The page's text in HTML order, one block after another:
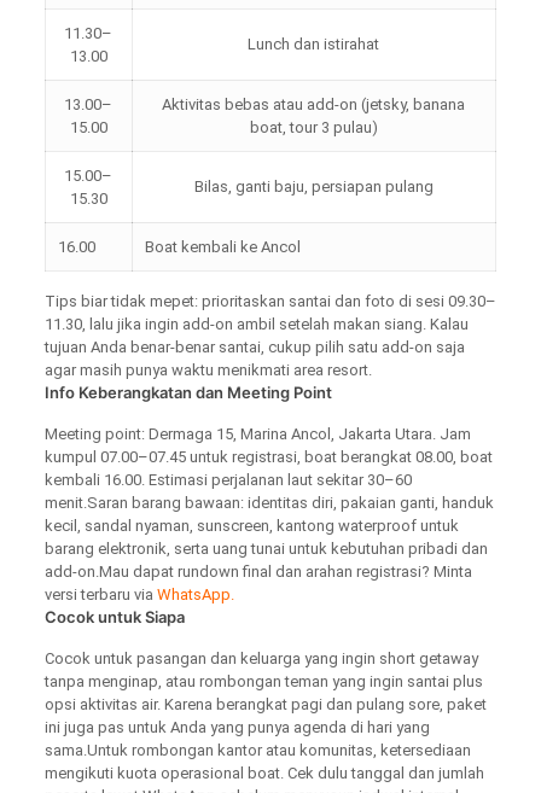
11.30–
13.00
Lunch dan istirahat
13.00–
15.00
Aktivitas bebas atau add-on (jetsky, banana
boat, tour 3 pulau)
15.00–
15.30
Bilas, ganti baju, persiapan pulang
16.00 Boat kembali ke Ancol
Tips biar tidak mepet: prioritaskan santai dan foto di sesi 09.30–
11.30, lalu jika ingin add-on ambil setelah makan siang. Kalau
tujuan Anda benar-benar santai, cukup pilih satu add-on saja
agar masih punya waktu menikmati area resort.
Info Keberangkatan dan Meeting Point
Meeting point: Dermaga 15, Marina Ancol, Jakarta Utara. Jam
kumpul 07.00–07.45 untuk registrasi, boat berangkat 08.00, boat
kembali 16.00. Estimasi perjalanan laut sekitar 30–60
menit.Saran barang bawaan: identitas diri, pakaian ganti, handuk
kecil, sandal nyaman, sunscreen, kantong waterproof untuk
barang elektronik, serta uang tunai untuk kebutuhan pribadi dan
add-on.Mau dapat rundown final dan arahan registrasi? Minta
versi terbaru via WhatsApp.
Cocok untuk Siapa
Cocok untuk pasangan dan keluarga yang ingin short getaway
tanpa menginap, atau rombongan teman yang ingin santai plus
opsi aktivitas air. Karena berangkat pagi dan pulang sore, paket
ini juga pas untuk Anda yang punya agenda di hari yang
sama.Untuk rombongan kantor atau komunitas, ketersediaan
mengikuti kuota operasional boat. Cek dulu tanggal dan jumlah